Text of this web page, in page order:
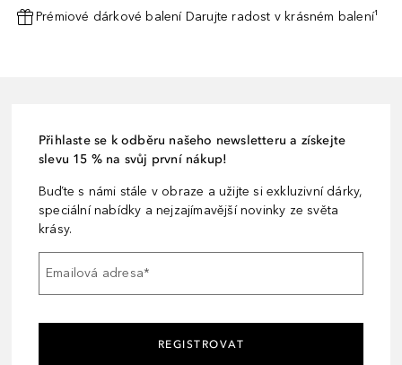
Prémiové dárkové balení Darujte radost v krásném balení¹
Přihlaste se k odběru našeho newsletteru a získejte
slevu 15 % na svůj první nákup!
Buďte s námi stále v obraze a užijte si exkluzivní dárky,
speciální nabídky a nejzajímavější novinky ze světa
krásy.
Emailová adresa*
REGISTROVAT